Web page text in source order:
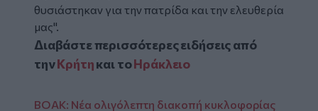
θυσιάστηκαν για την πατρίδα και την ελευθερία
μας".
Διαβάστε περισσότερες ειδήσεις από
τηνΚρήτηκαι τοΗράκλειο
ΒΟΑΚ: Νέα ολιγόλεπτη διακοπή κυκλοφορίας